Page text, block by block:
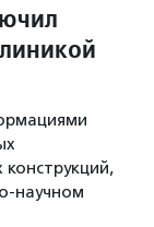
научном